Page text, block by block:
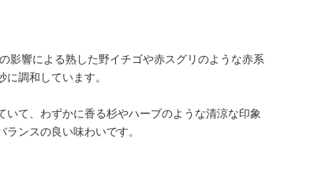
影響による熟した野イチゴや赤スグリのような赤系
調和しています。
て、わずかに香る杉やハーブのような清涼な印象
ンスの良い味わいです。